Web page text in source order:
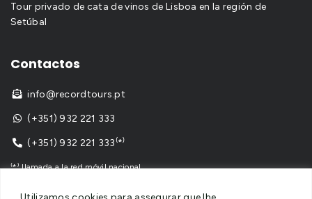
Tour privado de cata de vinos de Lisboa en la región de
Setúbal
Contactos
 info@recordtours.pt
 (+351) 932 221 333
 (+351) 932 221 333⁽*⁾
⁽*⁾ llamada a la red móvil nacional